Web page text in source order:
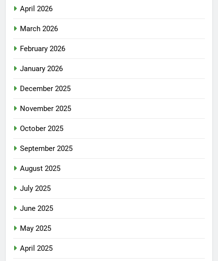
April 2026
March 2026
February 2026
January 2026
December 2025
November 2025
October 2025
September 2025
August 2025
July 2025
June 2025
May 2025
April 2025